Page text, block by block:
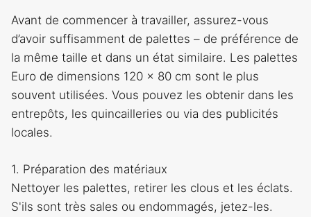
Avant de commencer à travailler, assurez-vous
d’avoir suffisamment de palettes – de préférence de
la même taille et dans un état similaire. Les palettes
Euro de dimensions 120 × 80 cm sont le plus
souvent utilisées. Vous pouvez les obtenir dans les
entrepôts, les quincailleries ou via des publicités
locales.
1. Préparation des matériaux
Nettoyer les palettes, retirer les clous et les éclats.
S'ils sont très sales ou endommagés, jetez-les.